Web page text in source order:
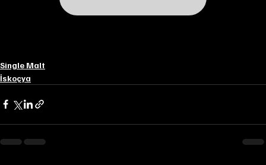
Single Malt
İskoçya